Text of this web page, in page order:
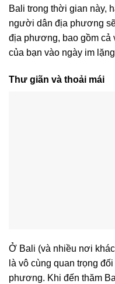
Bali trong thời gian này,
người dân địa phương
địa phương, bao gồm cả
của bạn vào ngày im
Thư giãn và thoải mái
Ở Bali (và nhiều nơi
là vô cùng quan trọng
phương. Khi đến thăm